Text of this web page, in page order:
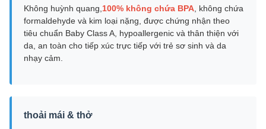
Không huỳnh quang, 100% không chứa BPA , không chứa
formaldehyde và kim loại nặng, được chứng nhận theo
tiêu chuẩn Baby Class A, hypoallergenic và thân thiện với
da, an toàn cho tiếp xúc trực tiếp với trẻ sơ sinh và da
nhạy cảm.
thoải mái & thở